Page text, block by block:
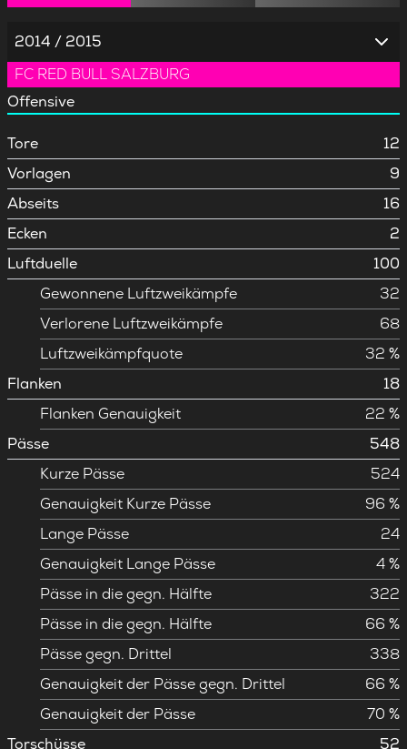
2014 / 2015
FC RED BULL SALZBURG
Offensive
Tore
12
Vorlagen
9
Abseits
16
Ecken
2
Luftduelle
100
Gewonnene Luftzweikämpfe
32
Verlorene Luftzweikämpfe
68
Luftzweikämpfquote
32 %
Flanken
18
Flanken Genauigkeit
22 %
Pässe
548
Kurze Pässe
524
Genauigkeit Kurze Pässe
96 %
Lange Pässe
24
Genauigkeit Lange Pässe
4 %
Pässe in die gegn. Hälfte
322
Pässe in die gegn. Hälfte
66 %
Pässe gegn. Drittel
338
Genauigkeit der Pässe gegn. Drittel
66 %
Genauigkeit der Pässe
70 %
Torschüsse
52